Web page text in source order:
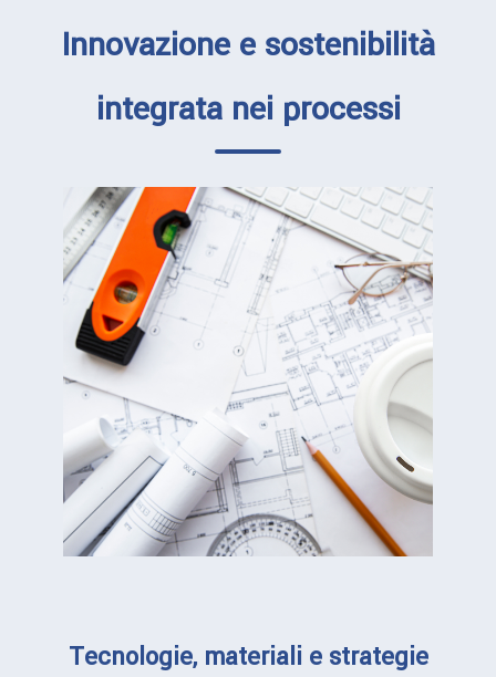
Innovazione e sostenibilità
integrata nei processi
Tecnologie, materiali e strategie